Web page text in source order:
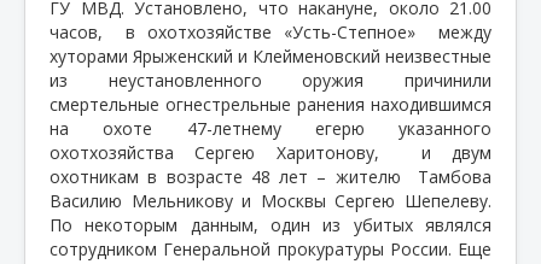
ГУ МВД. Установлено, что накануне, около 21.00
часов, в охотхозяйстве «Усть-Степное»
между
хуторами Ярыженский и Клейменовский неизвестные
из неустановленного оружия причинили
смертельные огнестрельные ранения находившимся
на охоте 47-летнему егерю указанного
охотхозяйства Сергею Харитонову, и двум
охотникам в возрасте 48 лет – жителю
Тамбова
Василию Мельникову и Москвы Сергею Шепелеву.
По некоторым данным, один из убитых являлся
сотрудником Генеральной прокуратуры России. Еще